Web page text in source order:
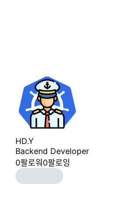
HD.Y
Backend Developer
0팔로워 0팔로잉